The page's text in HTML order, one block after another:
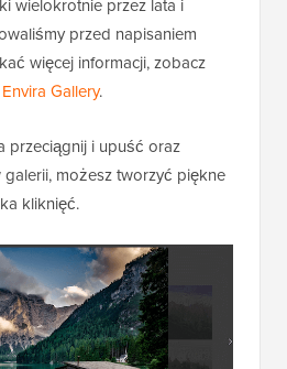
wielokrotnie przez lata i
przed napisaniem
więcej informacji, zobacz
Gallery.
przeciągnij i upuść oraz
możesz tworzyć piękne
kliknięć.